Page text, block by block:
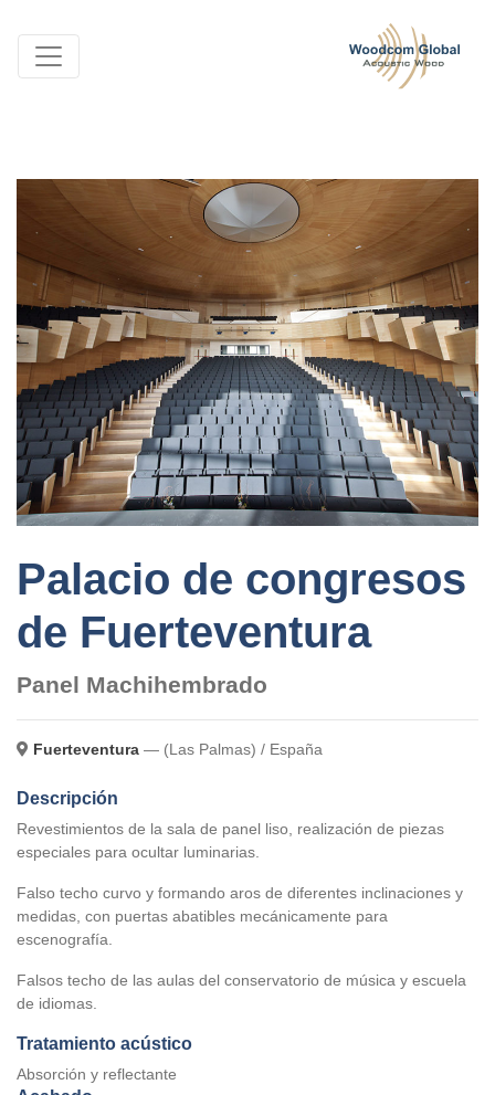
Palacio de congresos
de Fuerteventura
Panel Machihembrado
Fuerteventura — (Las Palmas) / España
Descripción
Revestimientos de la sala de panel liso, realización de piezas
especiales para ocultar luminarias.
Falso techo curvo y formando aros de diferentes inclinaciones y
medidas, con puertas abatibles mecánicamente para
escenografía.
Falsos techo de las aulas del conservatorio de música y escuela
de idiomas.
Tratamiento acústico
Absorción y reflectante